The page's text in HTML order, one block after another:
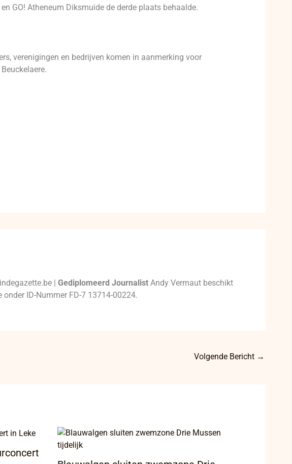
GO! Atheneum Diksmuide de derde plaats behaalde.
verenigingen en bedrijven komen in aanmerking voor
|Gediplomeerd Journalist Andy Vermaut beschikt
ID-Nummer FD-7 13714-00224.
Volgende Bericht →